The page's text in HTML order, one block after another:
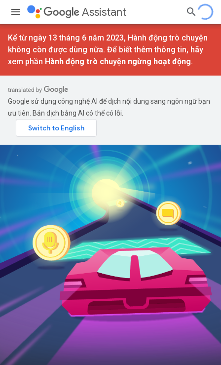
Assistant
Kể từ ngày 13 tháng 6 năm 2023, Hành động trò chuyện
không còn được dùng nữa. Để biết thêm thông tin, hãy
xem phần Hành động trò chuyện ngừng hoạt động.
Google sử dụng công nghệ AI để dịch nội dung sang ngôn ngữ bạn
ưu tiên. Bản dịch bằng AI có thể có lỗi.